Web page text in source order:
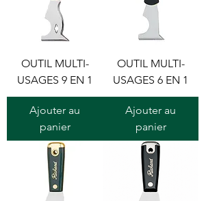
OUTIL MULTI-
USAGES 9 EN 1
Ajouter au
panier
OUTIL MULTI-
USAGES 6 EN 1
Ajouter au
panier